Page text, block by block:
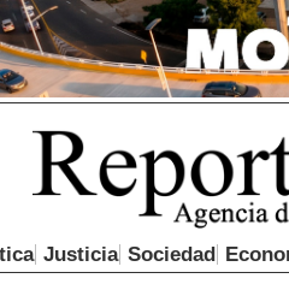
Justicia Sociedad